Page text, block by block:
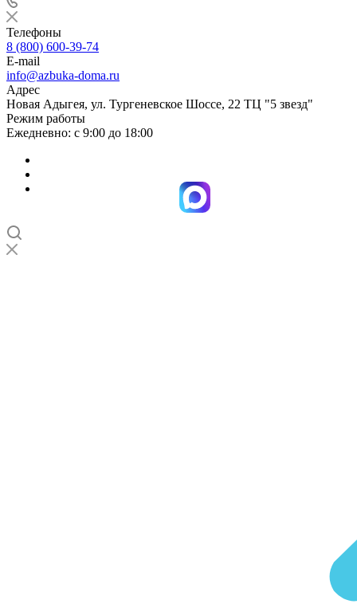
Телефоны
8 (800) 600-39-74
E-mail
info@azbuka-doma.ru
Адрес
Новая Адыгея, ул. Тургеневское Шоссе, 22 ТЦ "5 звезд"
Режим работы
Ежедневно: с 9:00 до 18:00